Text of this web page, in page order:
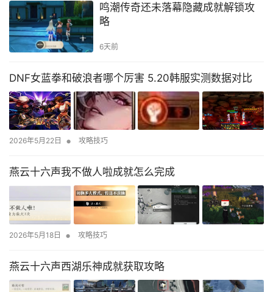
鸣潮传奇还未落幕隐藏成就解锁攻
略
6天前
DNF女蓝拳和破浪者哪个厉害 5.20韩服实测数据对比
2026年5月22日 • 攻略技巧
燕云十六声我不做人啦成就怎么完成
2026年5月18日 • 攻略技巧
燕云十六声西湖乐神成就获取攻略